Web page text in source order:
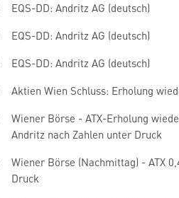
EQS-DD: Andritz AG (deutsch)
EQS-DD: Andritz AG (deutsch)
EQS-DD: Andritz AG (deutsch)
Aktien Wien Schluss: Erholung
Wiener Börse - ATX-Erholung
Andritz nach Zahlen unter Druck
Wiener Börse (Nachmittag) - ATX
Druck